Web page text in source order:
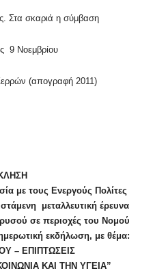
Στα σκαριά η σύμβαση
9 Νοεμβρίου
(απογραφή 2011)
με τους Ενεργούς Πολίτες
μεταλλευτική έρευνα
σε περιοχές του Νομού
εκδήλωση, με θέμα:
– ΕΠΙΠΤΩΣΕΙΣ
ΚΑΙ ΤΗΝ ΥΓΕΙΑ”